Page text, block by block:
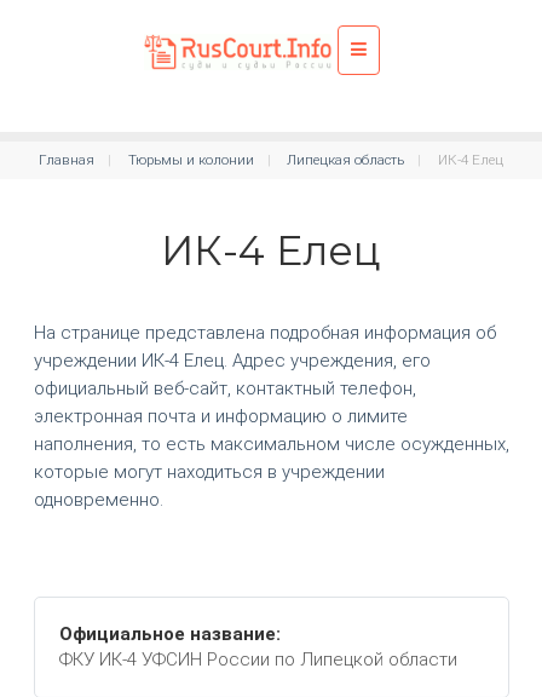
Главная Тюрьмы и колонии Липецкая область ИК-4 Елец
ИК-4 Елец
На странице представлена подробная информация об
учреждении ИК-4 Елец. Адрес учреждения, его
официальный веб-сайт, контактный телефон,
электронная почта и информацию о лимите
наполнения, то есть максимальном числе осужденных,
которые могут находиться в учреждении
одновременно.
Официальное название:
ФКУ ИК-4 УФСИН России по Липецкой области